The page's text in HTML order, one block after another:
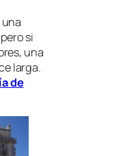
si
una
larga.
de